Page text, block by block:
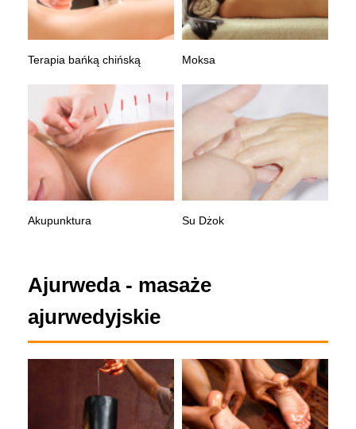
Terapia bańką chińską Moksa
Akupunktura Su Dżok
Ajurweda - masaże
ajurwedyjskie